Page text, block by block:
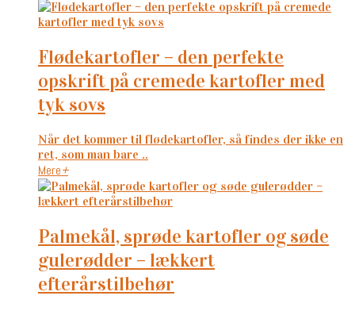
flødekartofler – den perfekte
opskrift på cremede kartofler med
tyk sovs
Når det kommer til flødekartofler, så findes der ikke en
ret, som man bare ..
Mere+
palmekål, sprøde kartofler og søde
gulerødder – lækkert
efterårstilbehør